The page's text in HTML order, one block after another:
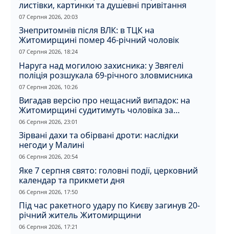
листівки, картинки та душевні привітання
07 Серпня 2026, 20:03
Знепритомнів після ВЛК: в ТЦК на
Житомирщині помер 46-річний чоловік
07 Серпня 2026, 18:24
Наруга над могилою захисника: у Звягелі
поліція розшукала 69-річного зловмисника
07 Серпня 2026, 10:26
Вигадав версію про нещасний випадок: на
Житомирщині судитимуть чоловіка за
вбивство співмешканки
06 Серпня 2026, 23:01
Зірвані дахи та обірвані дроти: наслідки
негоди у Малині
06 Серпня 2026, 20:54
Яке 7 серпня свято: головні події, церковний
календар та прикмети дня
06 Серпня 2026, 17:50
Під час ракетного удару по Києву загинув 20-
річний житель Житомирщини
06 Серпня 2026, 17:21